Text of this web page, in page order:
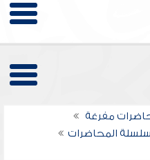
مفرغة
سلسلة المحاضرات